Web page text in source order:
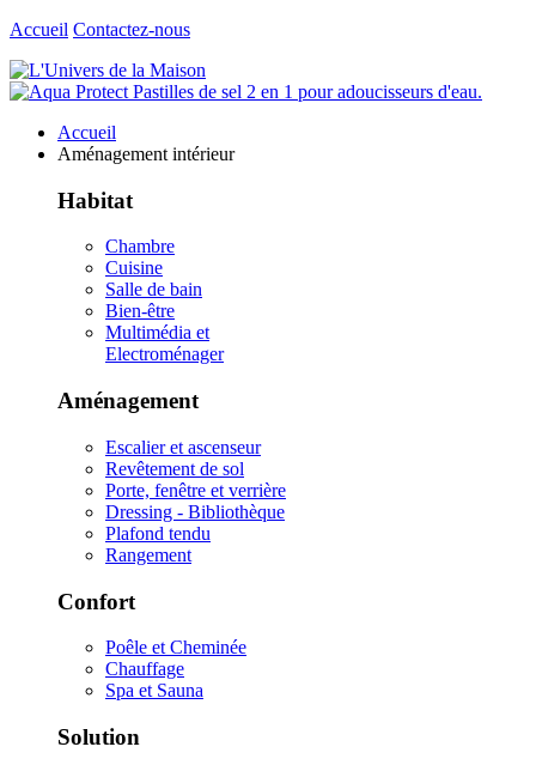
Accueil Contactez-nous
Accueil
Aménagement intérieur
Habitat
Chambre
Cuisine
Salle de bain
Bien-être
Multimédia et
Electroménager
Aménagement
Escalier et ascenseur
Revêtement de sol
Porte, fenêtre et verrière
Dressing - Bibliothèque
Plafond tendu
Rangement
Confort
Poêle et Cheminée
Chauffage
Spa et Sauna
Solution